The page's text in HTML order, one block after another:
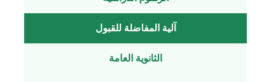
آلية المفاضلة للقبول
الثانوية العامة